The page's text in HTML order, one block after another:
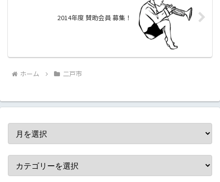
2014年度 賛助会員 募集！
ホーム 二戸市